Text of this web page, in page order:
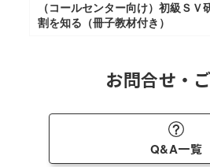
（コールセンター向け）初級ＳＶ
割を知る（冊子教材付き）
お問合せ・
Q&A一覧